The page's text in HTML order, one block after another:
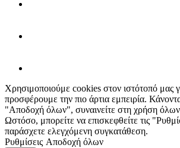
Χρησιμοποιούμε cookies στον ιστότοπό μας
προσφέρουμε την πιο άρτια εμπειρία.
"Αποδοχή όλων", συναινείτε στη χρήση
Ωστόσο, μπορείτε να επισκεφθείτε τις
παράσχετε ελεγχόμενη συγκατάθεση.
Ρυθμίσεις Αποδοχή όλων